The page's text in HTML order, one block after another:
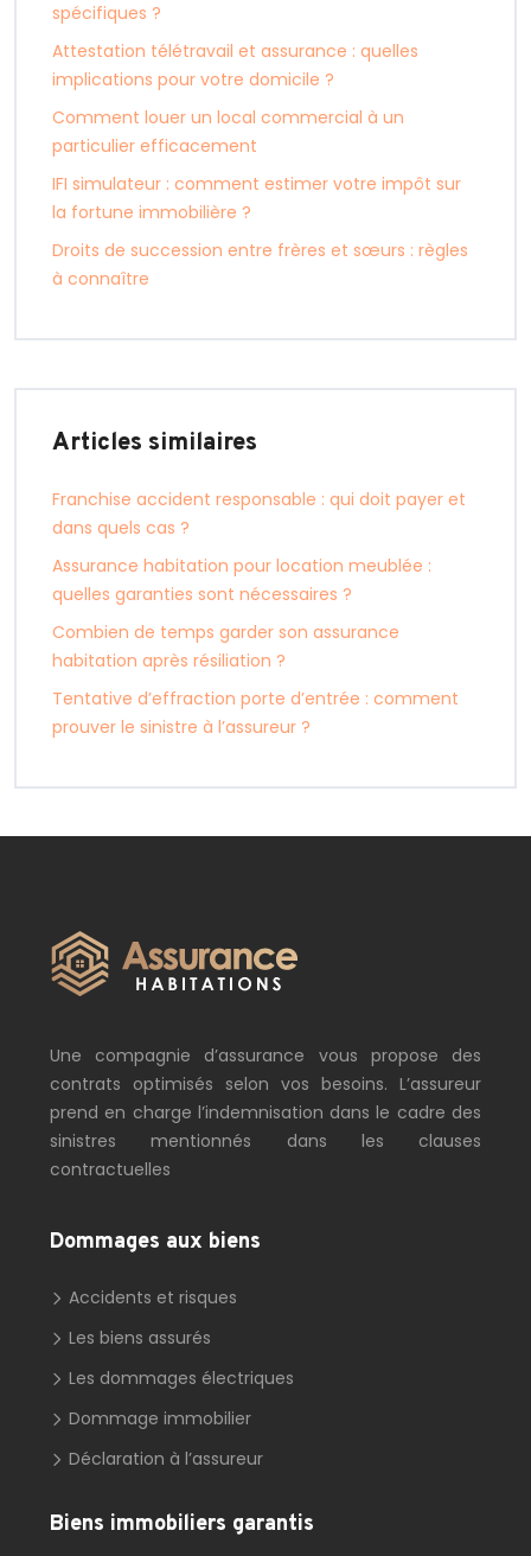
spécifiques ?
Attestation télétravail et assurance : quelles
implications pour votre domicile ?
Comment louer un local commercial à un
particulier efficacement
IFI simulateur : comment estimer votre impôt sur
la fortune immobilière ?
Droits de succession entre frères et sœurs : règles
à connaître
Articles similaires
Franchise accident responsable : qui doit payer et
dans quels cas ?
Assurance habitation pour location meublée :
quelles garanties sont nécessaires ?
Combien de temps garder son assurance
habitation après résiliation ?
Tentative d’effraction porte d’entrée : comment
prouver le sinistre à l’assureur ?
Une compagnie d’assurance vous propose des
contrats optimisés selon vos besoins. L’assureur
prend en charge l’indemnisation dans le cadre des
sinistres mentionnés dans les clauses
contractuelles
Dommages aux biens
Accidents et risques
Les biens assurés
Les dommages électriques
Dommage immobilier
Déclaration à l’assureur
Biens immobiliers garantis